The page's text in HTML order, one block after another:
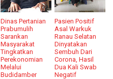
Dinas Pertanian
Prabumulih
Sarankan
Masyarakat
Tingkatkan
Perekonomian
Melalui
Budidamber
Pasien Positif
Asal Warkuk
Ranau Selatan
Dinyatakan
Sembuh Dari
Corona, Hasil
Dua Kali Swab
Negatif